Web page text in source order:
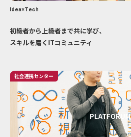
Idea×Tech
初級者から上級者まで共に学び、
スキルを磨くITコミュニティ
社会連携センター
PLATFORUM